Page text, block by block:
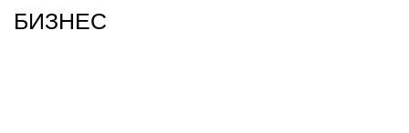
БИЗНЕС